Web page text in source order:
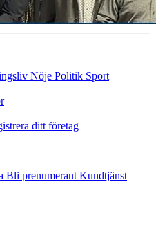
Nöje Politik Sport
ditt företag
Bli prenumerant Kundtjänst